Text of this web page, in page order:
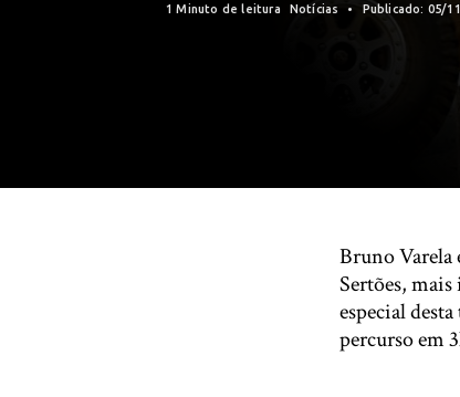
1 Minuto de leitura Notícias Publicado: 05/
Bruno Varela
Sertões,
especial
percurso em